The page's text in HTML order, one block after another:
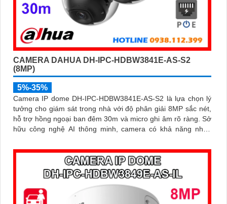
CAMERA DAHUA DH-IPC-HDBW3841E-AS-S2
(8MP)
5%-35%
Camera IP dome DH-IPC-HDBW3841E-AS-S2 là lựa chọn lý
tưởng cho giám sát trong nhà với độ phân giải 8MP sắc nét,
hỗ trợ hồng ngoại ban đêm 30m và micro ghi âm rõ ràng. Sở
hữu công nghệ AI thông minh, camera có khả năng nhận
tăng độ chính xác trong cảnh báo an ninh